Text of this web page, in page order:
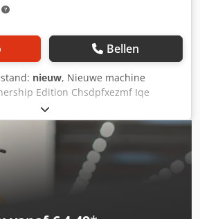
Bellen
nieuw, Nieuwe machine
Edition Chsdpfxezmf Iqe
- Aluminium
- Zaagunit kantelbaar tot 46° -
met 3 verschillende
machine in ruststand ROOD: drukbalk
BLAUW: zaagunit beweegt, flexibel
x 500 mm - Voorritssysteem via
- Automatische
het werkstuk voor minimale